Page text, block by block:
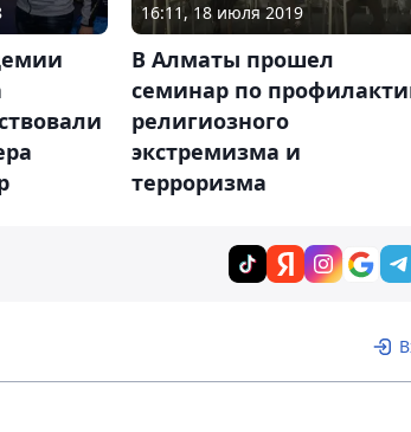
16:11, 18 июля 2019
В Алматы прошел
семинар по
религиозного
экстремизма и
терроризма